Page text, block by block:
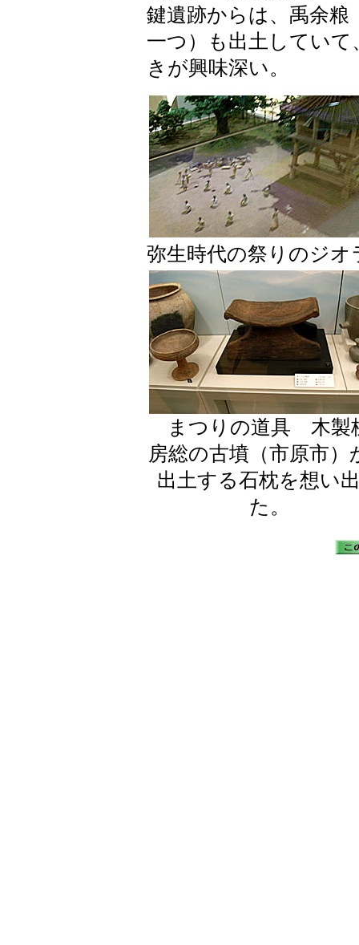
鍵遺跡からは、禹余粮
一つ）も出土してい
きが興味深い。
弥生時代の祭りのジオ
まつりの道具 木製
房総の古墳（市原市）
出土する石枕を想い
た。